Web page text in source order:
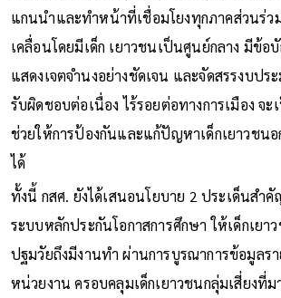
แกนนำและทำหน้าที่เชื่อมโยงทุกภาคส่วนร่ว
เคลื่อนโดยมีเด็ก เยาวชนเป็นศูนย์กลาง มีข้
แสดงเจตจำนงอย่างชัดเจน และจัดสรรงบปร
รับผิดชอบต่อเนื่อง ไร้รอยต่อทางการเมือง จ
ช่วยให้การป้องกันและแก้ปัญหาเด็กเยาวชนอ
ได้
ทั้งนี้ กสศ. ยังได้เสนอนโยบาย 2 ประเด็นสำคั
ระบบหลักประกันโอกาสการศึกษา ให้เด็กเยา
ปฐมวัยถึงมีงานทำ ผ่านการบูรณาการข้อมูลร
หน่วยงาน ครอบคลุมเด็กเยาวชนกลุ่มเสี่ยงที่ม